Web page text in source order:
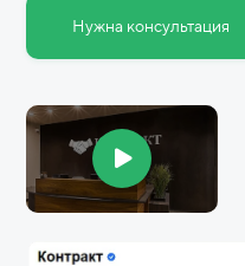
Нужна консультация